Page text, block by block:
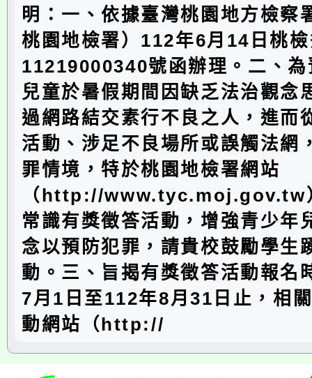
明：一、依據臺灣桃園地方檢察
桃園地檢署）112年6月14日桃
11219000340號函辦理。二、
兒童於暑假期間因缺乏法治觀念
過網路結交素行不良之人，進而
活動、涉足不良場所或誤觸法網
罪情境，特於桃園地檢署網站
（http://www.tyc.moj.gov.tw
常識有獎徵答活動，增強青少年
念以預防犯罪，請貴校鼓勵學生
動。三、旨揭有獎徵答活動報名
7月1日至112年8月31日止，相
動網站（http://